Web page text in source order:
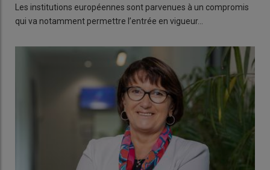
Les institutions européennes sont parvenues à un compromis
qui va notamment permettre l’entrée en vigueur…